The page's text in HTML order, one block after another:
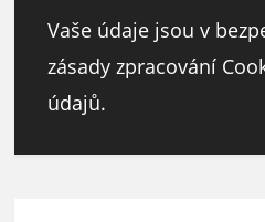
Vaše údaje jsou v
zásady zpracování
údajů.